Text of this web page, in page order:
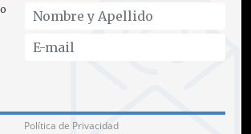
Política de Privacidad